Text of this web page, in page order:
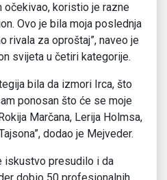
očekivao, koristio je razne
Ovo je bila moja poslednja
rivala za oproštaj”, naveo je
svijeta u četiri kategorije.
bila da izmori Irca, što
ponosan što će se moje
Marčana, Lerija Holmsa,
dodao je Mejveder.
iskustvo presudilo i da